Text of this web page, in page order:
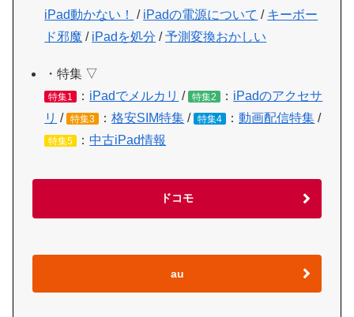
iPad動かない！
/ iPadの電源について / キーボー
ド邪魔 / iPadを処分 /予測変換おかしい
・特集 ▽
特集1 ： iPadでメルカリ / 特集2 ： iPadのアクセサ
リ / 特集3 ：格安SIM特集 / 特集4 ：動画配信特集 /
特集5 ：中古iPad情報
ドコモ
au